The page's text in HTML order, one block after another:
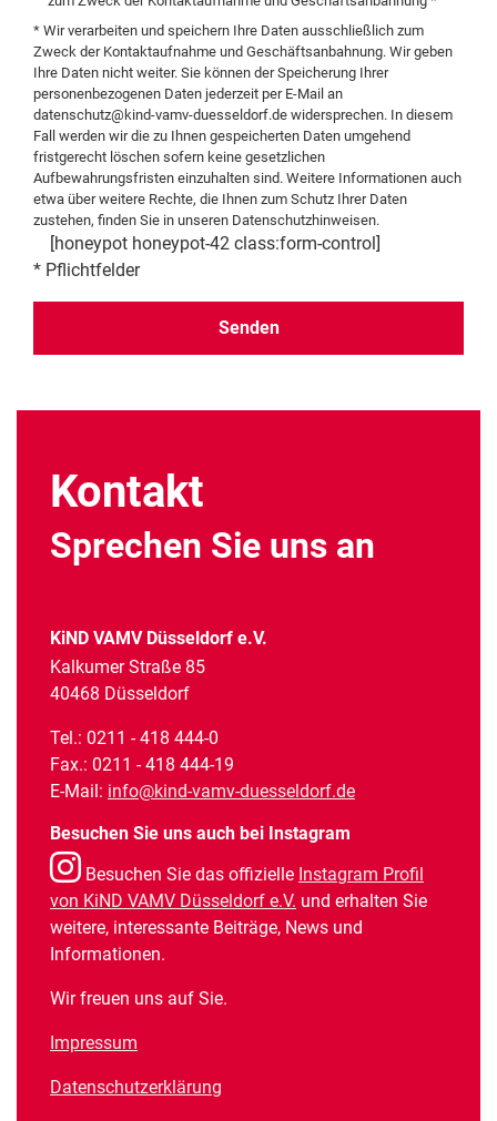
* Wir verarbeiten und speichern Ihre Daten ausschließlich zum
Zweck der Kontaktaufnahme und Geschäftsanbahnung. Wir geben
Ihre Daten nicht weiter. Sie können der Speicherung Ihrer
personenbezogenen Daten jederzeit per E-Mail an
datenschutz@kind-vamv-duesseldorf.de widersprechen. In diesem
Fall werden wir die zu Ihnen gespeicherten Daten umgehend
fristgerecht löschen sofern keine gesetzlichen
Aufbewahrungsfristen einzuhalten sind. Weitere Informationen auch
etwa über weitere Rechte, die Ihnen zum Schutz Ihrer Daten
zustehen, finden Sie in unseren Datenschutzhinweisen.
[honeypot honeypot-42 class:form-control]
* Pflichtfelder
Kontakt
Sprechen Sie uns an
KiND VAMV Düsseldorf e.V.
Kalkumer Straße 85
40468 Düsseldorf
Tel.: 0211 - 418 444-0
Fax.: 0211 - 418 444-19
E-Mail: info@kind-vamv-duesseldorf.de
Besuchen Sie uns auch bei Instagram
Besuchen Sie das offizielle Instagram Profil
von KiND VAMV Düsseldorf e.V. und erhalten Sie
weitere, interessante Beiträge, News und
Informationen.
Wir freuen uns auf Sie.
Impressum
Datenschutzerklärung